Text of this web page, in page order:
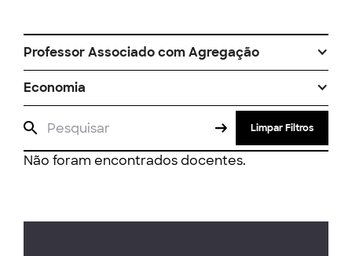
Professor Associado com Agregação
Economia
Limpar Filtros
Não foram encontrados docentes.